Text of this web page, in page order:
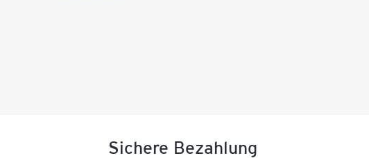
Sichere Bezahlung